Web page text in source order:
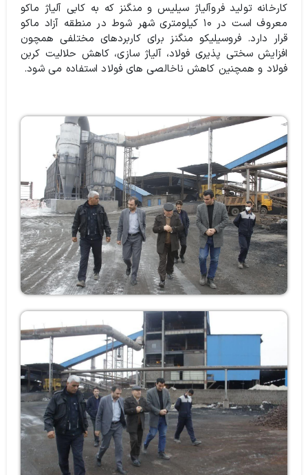
کارخانه تولید فروآلیاژ سیلیس و منگنز که به کابی آلیاژ ماکو
معروف است در ۱۰ کیلومتری شهر شوط در منطقه آزاد ماکو
قرار دارد. فروسیلیکو منگنز برای کاربردهای مختلفی همچون
افزایش سختی پذیری فولاد، آلیاژ سازی، کاهش حلالیت کربن
فولاد و همچنین کاهش ناخالصی های فولاد استفاده می شود.